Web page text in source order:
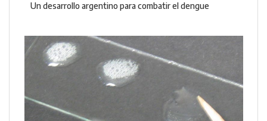
Un desarrollo argentino para combatir el dengue